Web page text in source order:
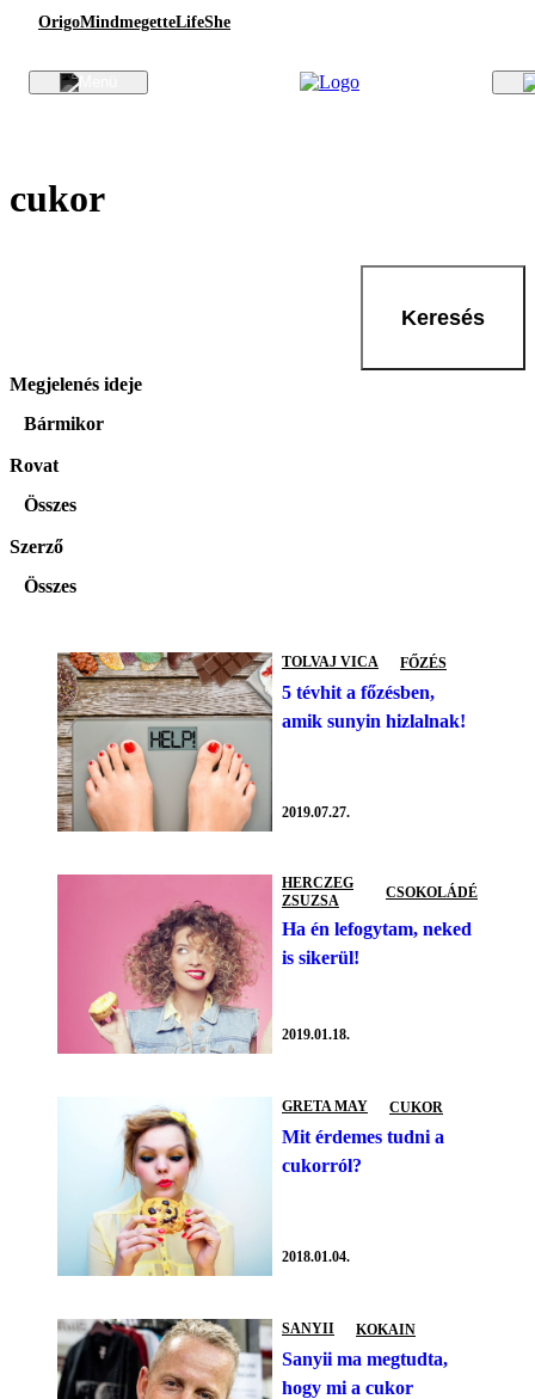
OrigoMindmegetteLifeShe
cukor
Keresés
Megjelenés ideje
Bármikor
Rovat
Összes
Szerző
Összes
TOLVAJ VICA FŐZÉS
5 tévhit a főzésben,
amik sunyin hizlalnak!
2019.07.27.
HERCZEG
ZSUZSA
CSOKOLÁDÉ
Ha én lefogytam, neked
is sikerül!
2019.01.18.
GRETA MAY CUKOR
Mit érdemes tudni a
cukorról?
2018.01.04.
SANYII KOKAIN
Sanyii ma megtudta,
hogy mi a cukor